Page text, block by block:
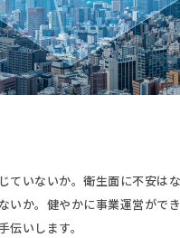
ていないか。衛生面に不安はな
いか。 健やかに事業運営がで
伝いします。